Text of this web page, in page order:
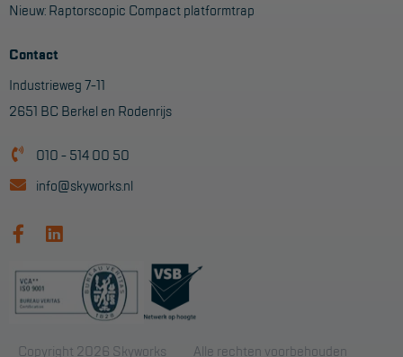
Algemene voorwaarden
Webshop voorwaarden
Nieuw: Raptorscopic Compact platformtrap
Contact
Industrieweg 7-11
2651 BC Berkel en Rodenrijs
010 - 514 00 50
info@skyworks.nl
Copyright 2026 Skyworks Alle rechten voorbehouden